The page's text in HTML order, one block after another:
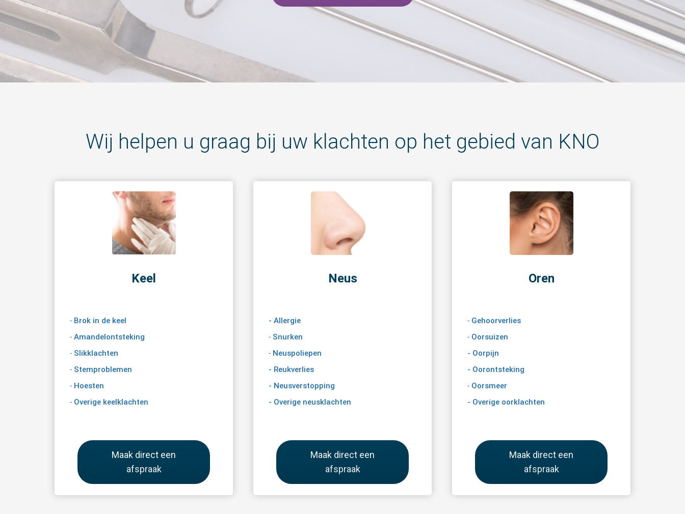
Wij helpen u graag bij uw klachten op het gebied van KNO
Keel
- Brok in de keel
- Amandelontsteking
- Slikklachten
- Stemproblemen
- Hoesten
- Overige keelklachten
Maak direct een
afspraak
Neus
- Allergie
- Snurken
- Neuspoliepen
- Reukverlies
- Neusverstopping
- Overige neusklachten
Maak direct een
afspraak
Oren
- Gehoorverlies
- Oorsuizen
- Oorpijn
- Oorontsteking
- Oorsmeer
- Overige oorklachten
Maak direct een
afspraak
opslaan